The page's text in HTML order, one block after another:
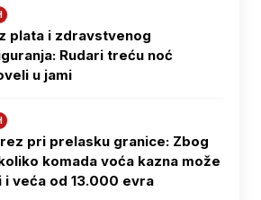
plata i zdravstvenog
Rudari treću noć
u jami
pri prelasku granice: Zbog
komada voća kazna može
i veća od 13.000 evra